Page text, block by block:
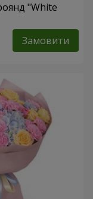
"White
Замовити